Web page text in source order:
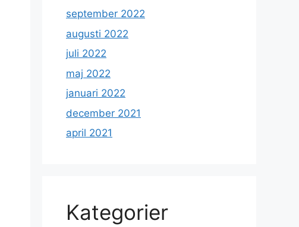
september 2022
augusti 2022
juli 2022
maj 2022
januari 2022
december 2021
april 2021
Kategorier